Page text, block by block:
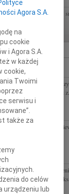
nami ale Ty jesteś tylko w
POLSKA
Kamieniecka-
z synową Ellen i
nam się z tym pogodzić...
POLSKA
dr med. Zofię
Ellen i z wnukami
Agora S.A.
na
cookie
i Agora S.A.
w każdej
cookie,
Twoimi
serwisu i
także za
do celów
urządzeniu lub